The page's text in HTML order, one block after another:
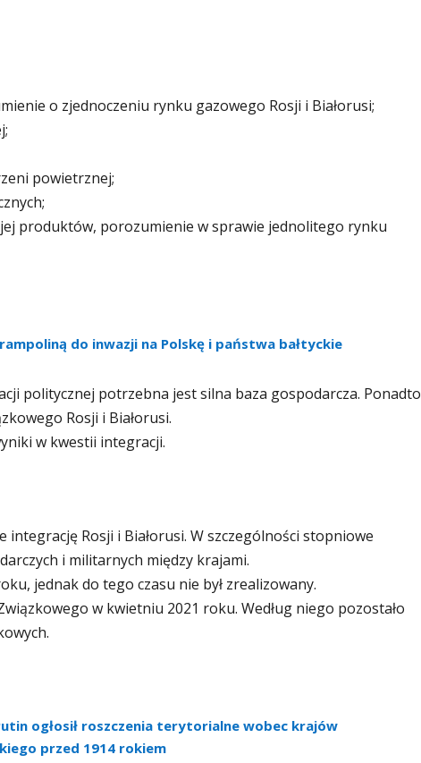
o zjednoczeniu rynku gazowego Rosji i Białorusi;
powietrznej;
produktów, porozumienie w sprawie jednolitego rynku
do inwazji na Polskę i państwa bałtyckie
politycznej potrzebna jest silna baza gospodarcza. Ponadto
Rosji i Białorusi.
w kwestii integracji.
Rosji i Białorusi. W szczególności stopniowe
i militarnych między krajami.
jednak do tego czasu nie był zrealizowany.
w kwietniu 2021 roku. Według niego pozostało
ogłosił roszczenia terytorialne wobec krajów
przed 1914 rokiem